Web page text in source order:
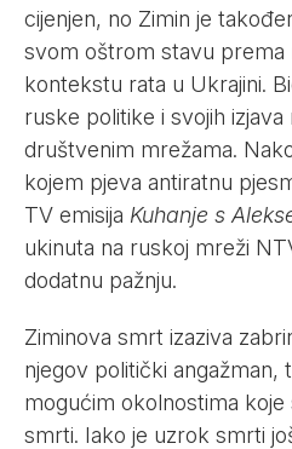
cijenjen, no Zimin je
svom oštrom stavu prema
kontekstu rata u Ukrajini.
ruske politike i svojih izjava
društvenim mrežama.
kojem pjeva antiratnu
TV emisija Kuhanje s
ukinuta na ruskoj mreži
dodatnu pažnju.
Ziminova smrt izaziva
njegov politički angažman,
mogućim okolnostima
smrti. Iako je uzrok smrti